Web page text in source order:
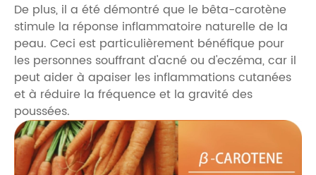
De plus, il a été démontré que le bêta-carotène
stimule la réponse inflammatoire naturelle de la
peau. Ceci est particulièrement bénéfique pour
les personnes souffrant d'acné ou d'eczéma, car il
peut aider à apaiser les inflammations cutanées
et à réduire la fréquence et la gravité des
poussées.